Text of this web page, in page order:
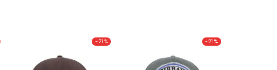
-21 % -21 %